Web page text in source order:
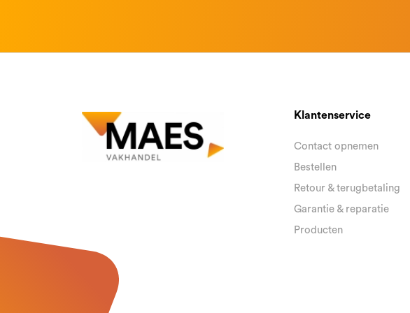
Klantenservice
Contact opnemen
Bestellen
Retour & terugbetaling
Garantie & reparatie
Producten